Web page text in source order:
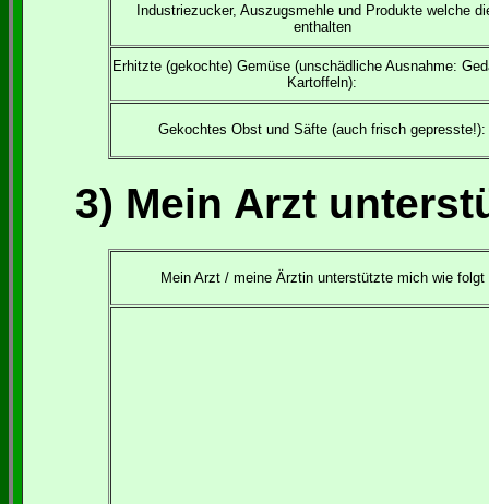
Industriezucker, Auszugsmehle und Produkte welche
enthalten
Erhitzte (gekochte) Gemüse (unschädliche Ausnahme:
Kartoffeln):
Gekochtes Obst und Säfte (auch frisch gepresste!):
3) Mein Arzt
Mein Arzt / meine Ärztin unterstützte mich wie folgt